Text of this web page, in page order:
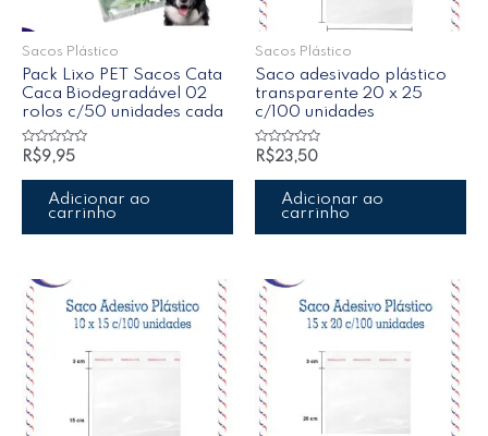
Sacos Plástico
Pack Lixo PET Sacos Cata
Caca Biodegradável 02
rolos c/50 unidades cada
Avaliação
de
R$9,95
Adicionar ao
carrinho
Sacos Plástico
Saco adesivado plástico
transparente 20 x 25
c/100 unidades
Avaliação
de
R$23,50
Adicionar ao
carrinho